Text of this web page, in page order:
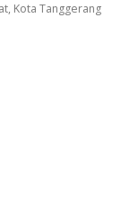
Kota Tanggerang